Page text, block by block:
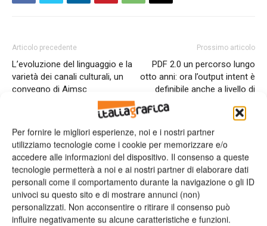
Per fornire le migliori esperienze, noi e i nostri partner
utilizziamo tecnologie come i cookie per memorizzare e/o
accedere alle informazioni del dispositivo. Il consenso a queste
tecnologie permetterà a noi e ai nostri partner di elaborare dati
personali come il comportamento durante la navigazione o gli ID
univoci su questo sito e di mostrare annunci (non)
personalizzati. Non acconsentire o ritirare il consenso può
influire negativamente su alcune caratteristiche e funzioni.
Articolo precedente
L’evoluzione del linguaggio e la
varietà dei canali culturali, un
convegno di Aimsc
Prossimo articolo
PDF 2.0 un percorso lungo
otto anni: ora l’output intent è
definibile anche a livello di
ARTICOLI CORRELATI ALTRO DALL'AUTORE
Viscom 2026 cambia volto: debutta il
nuovo format Exhibition & Conference